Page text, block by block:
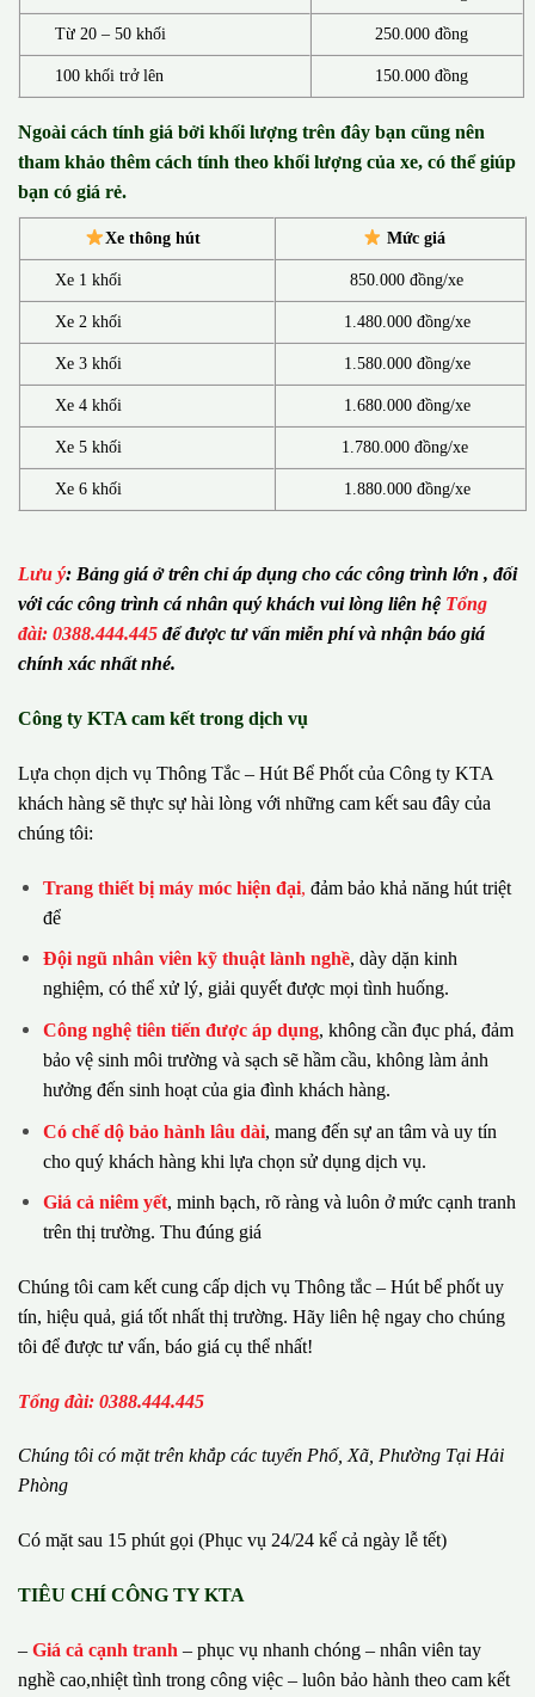
Từ 20 – 50 khối 250.000 đồng
100 khối trở lên 150.000 đồng
Ngoài cách tính giá bởi khối lượng trên đây bạn cũng nên
tham khảo thêm cách tính theo khối lượng của xe, có thể giúp
bạn có giá rẻ.
Xe thông hút Mức giá
Xe 1 khối 850.000 đồng/xe
Xe 2 khối 1.480.000 đồng/xe
Xe 3 khối 1.580.000 đồng/xe
Xe 4 khối 1.680.000 đồng/xe
Xe 5 khối 1.780.000 đồng/xe
Xe 6 khối 1.880.000 đồng/xe
Lưu ý: Bảng giá ở trên chỉ áp dụng cho các công trình lớn , đối
với các công trình cá nhân quý khách vui lòng liên hệ Tổng
đài: 0388.444.445 để được tư vấn miễn phí và nhận báo giá
chính xác nhất nhé.
Công ty KTA cam kết trong dịch vụ
Lựa chọn dịch vụ Thông Tắc – Hút Bể Phốt của Công ty KTA
khách hàng sẽ thực sự hài lòng với những cam kết sau đây của
chúng tôi:
Trang thiết bị máy móc hiện đại, đảm bảo khả năng hút triệt
để
Đội ngũ nhân viên kỹ thuật lành nghề, dày dặn kinh
nghiệm, có thể xử lý, giải quyết được mọi tình huống.
Công nghệ tiên tiến được áp dụng, không cần đục phá, đảm
bảo vệ sinh môi trường và sạch sẽ hầm cầu, không làm ảnh
hưởng đến sinh hoạt của gia đình khách hàng.
Có chế dộ bảo hành lâu dài, mang đến sự an tâm và uy tín
cho quý khách hàng khi lựa chọn sử dụng dịch vụ.
Giá cả niêm yết, minh bạch, rõ ràng và luôn ở mức cạnh tranh
trên thị trường. Thu đúng giá
Chúng tôi cam kết cung cấp dịch vụ Thông tắc – Hút bể phốt uy
tín, hiệu quả, giá tốt nhất thị trường. Hãy liên hệ ngay cho chúng
tôi để được tư vấn, báo giá cụ thể nhất!
Tổng đài: 0388.444.445
Chúng tôi có mặt trên khắp các tuyến Phố, Xã, Phường Tại Hải
Phòng
Có mặt sau 15 phút gọi (Phục vụ 24/24 kể cả ngày lễ tết)
TIÊU CHÍ CÔNG TY KTA
– Giá cả cạnh tranh – phục vụ nhanh chóng – nhân viên tay
nghề cao,nhiệt tình trong công việc – luôn bảo hành theo cam kết